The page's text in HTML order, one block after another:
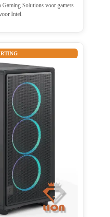
Solutions voor gamers
Intel.